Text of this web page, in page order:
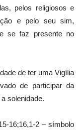
pelos religiosos e
e pelo seu sim,
se faz presente no
de ter uma Vigília
de participar da
solenidade.
2 – símbolo